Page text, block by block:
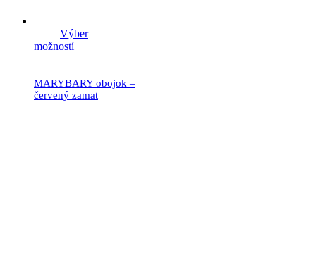
Výber
možností
MARYBARY obojok –
červený zamat